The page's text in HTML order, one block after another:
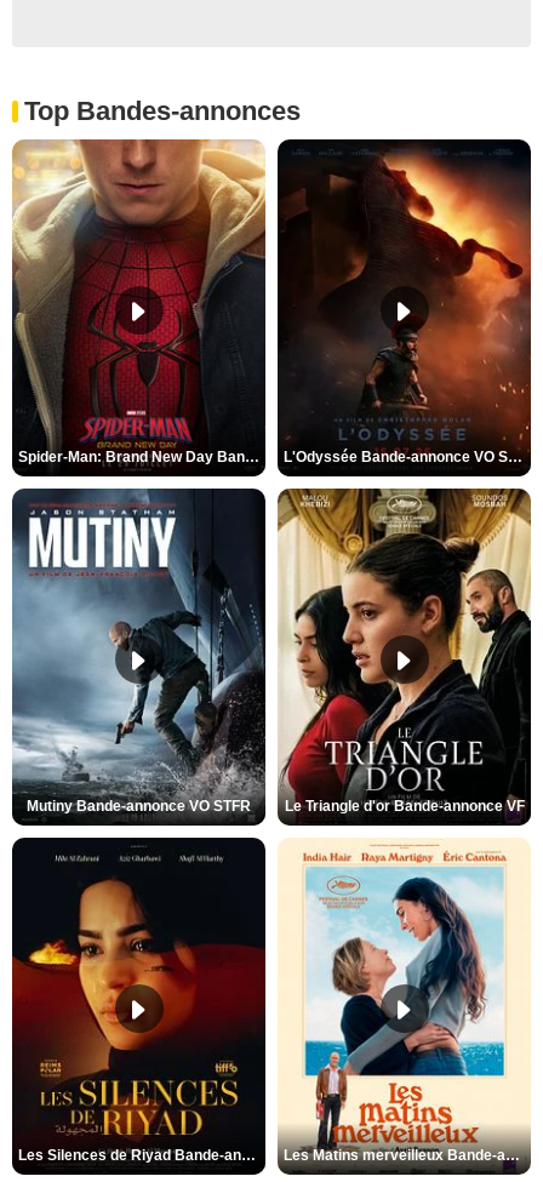
Top Bandes-annonces
Spider-Man: Brand New Day Bande-annonce VO STFR L'Odyssée Bande-annonce VO STFR
Mutiny Bande-annonce VO STFR Le Triangle d'or Bande-annonce VF
Les Silences de Riyad Bande-annonce VO STFR Les Matins merveilleux Bande-annonce VF